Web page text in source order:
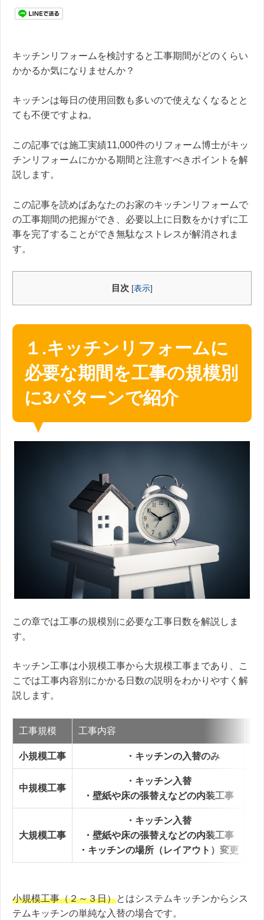
キッチンリフォームを検討すると工事期間がどのくらい
かかるか気になりませんか？
キッチンは毎日の使用回数も多いので使えなくなるとと
ても不便ですよね。
この記事では施工実績11,000件のリフォーム博士がキッ
チンリフォームにかかる期間と注意すべきポイントを解
説します。
この記事を読めばあなたのお家のキッチンリフォームで
の工事期間の把握ができ、必要以上に日数をかけずに工
事を完了することができ無駄なストレスが解消されま
す。
目次 [表示]
１.キッチンリフォームに
必要な期間を工事の規模別
に3パターンで紹介
この章では工事の規模別に必要な工事日数を解説しま
す。
キッチン工事は小規模工事から大規模工事まであり、こ
こでは工事内容別にかかる日数の説明をわかりやすく解
説します。
工事規模 工事内容
小規模工事 ・キッチンの入替のみ
中規模工事
・キッチン入替
・壁紙や床の張替えなどの内装工事
大規模工事
・キッチン入替
・壁紙や床の張替えなどの内装工事
・キッチンの場所（レイアウト）変更
小規模工事（２～３日）とはシステムキッチンからシス
テムキッチンの単純な入替の場合です。